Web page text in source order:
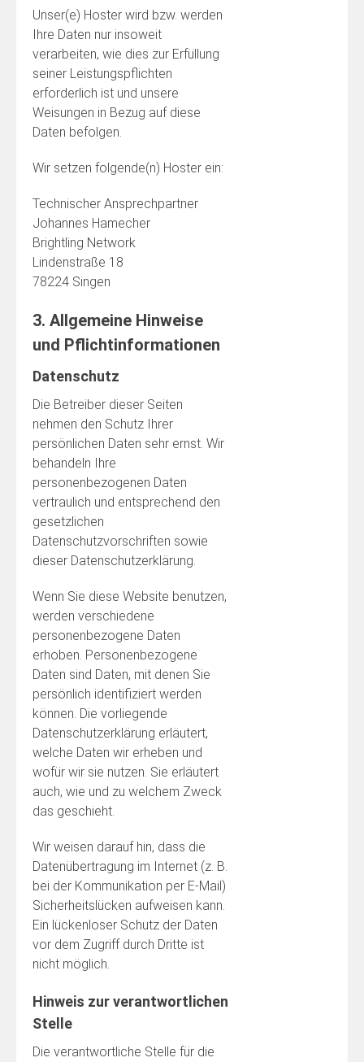
Unser(e) Hoster wird bzw. werden
Ihre Daten nur insoweit
verarbeiten, wie dies zur Erfüllung
seiner Leistungspflichten
erforderlich ist und unsere
Weisungen in Bezug auf diese
Daten befolgen.
Wir setzen folgende(n) Hoster ein:
Technischer Ansprechpartner
Johannes Hamecher
Brightling Network
Lindenstraße 18
78224 Singen
3. Allgemeine Hinweise
und Pflicht­informationen
Datenschutz
Die Betreiber dieser Seiten
nehmen den Schutz Ihrer
persönlichen Daten sehr ernst. Wir
behandeln Ihre
personenbezogenen Daten
vertraulich und entsprechend den
gesetzlichen
Datenschutzvorschriften sowie
dieser Datenschutzerklärung.
Wenn Sie diese Website benutzen,
werden verschiedene
personenbezogene Daten
erhoben. Personenbezogene
Daten sind Daten, mit denen Sie
persönlich identifiziert werden
können. Die vorliegende
Datenschutzerklärung erläutert,
welche Daten wir erheben und
wofür wir sie nutzen. Sie erläutert
auch, wie und zu welchem Zweck
das geschieht.
Wir weisen darauf hin, dass die
Datenübertragung im Internet (z. B.
bei der Kommunikation per E-Mail)
Sicherheitslücken aufweisen kann.
Ein lückenloser Schutz der Daten
vor dem Zugriff durch Dritte ist
nicht möglich.
Hinweis zur verantwortlichen
Stelle
Die verantwortliche Stelle für die